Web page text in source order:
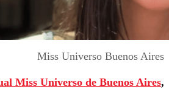
Miss Universo Buenos Aires
Miss Universo de Buenos Aires,